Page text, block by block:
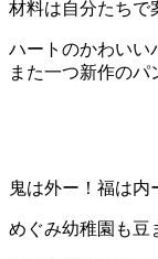
材料は自分たちで
ハートのかわいい
また一つ新作のパ
鬼は外ー！福は内
めぐみ幼稚園も豆